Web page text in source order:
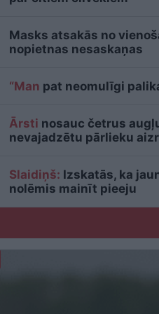
Masks atsakās no
nopietnas nesaskaņas
“Man pat neomulīgi
Ārsti nosauc četrus
nevajadzētu pārlieku
Slaidiņš: Izskatās, ka
nolēmis mainīt pieeju